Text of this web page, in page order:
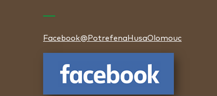
Facebook@PotrefenaHusaOlomouc